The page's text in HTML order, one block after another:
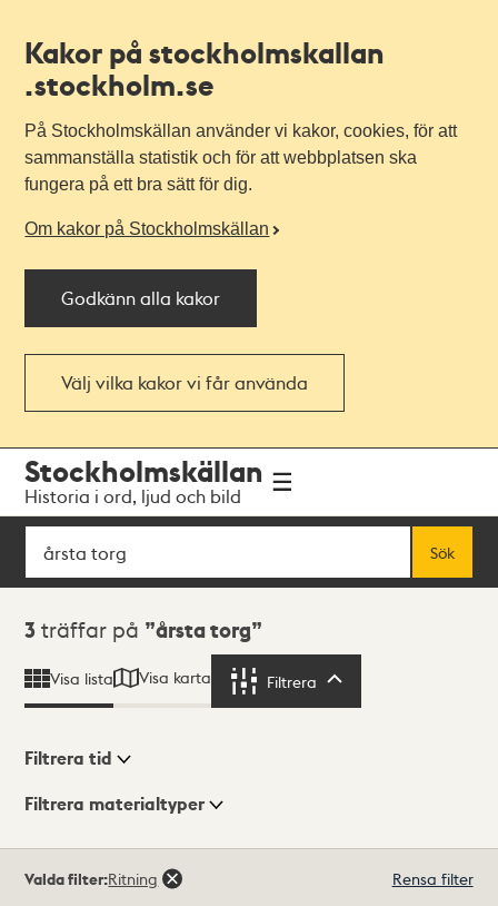
Kakor på stockholmskallan
.stockholm.se
På Stockholmskällan använder vi kakor, cookies, för att
sammanställa statistik och för att webbplatsen ska
fungera på ett bra sätt för dig.
Om kakor på Stockholmskällan
Godkänn alla kakor
Välj vilka kakor vi får använda
navigationen
huvudinnehållet
Stockholmskällan
Historia i ord, ljud och bild
Sök
Sök
Sökresultat
3 träffar på årsta torg
Visa lista Visa karta Filtrera
Visningsläge
Filtrera tid
Filtrera materialtyper
träffar
Valda filter:Ritning Rensa filter